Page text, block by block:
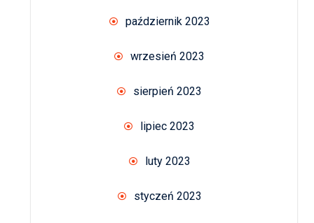
październik 2023
wrzesień 2023
sierpień 2023
lipiec 2023
luty 2023
styczeń 2023